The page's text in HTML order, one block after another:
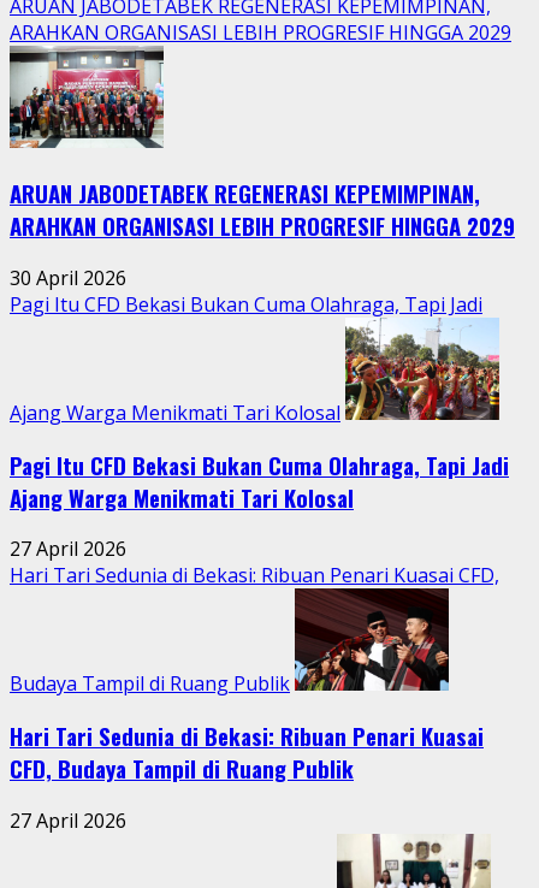
more
about
Tradisi
Sedekah
Bumi
Hidupkan
Warga
Jatimurni
di
Tengah
Aktivitas
Perkotaan
ARUAN JABODETABEK REGENERASI KEPEMIMPINAN,
ARAHKAN ORGANISASI LEBIH PROGRESIF HINGGA 2029
ARUAN JABODETABEK REGENERASI KEPEMIMPINAN,
ARAHKAN ORGANISASI LEBIH PROGRESIF HINGGA 2029
30 April 2026
Pagi Itu CFD Bekasi Bukan Cuma Olahraga, Tapi Jadi
Ajang Warga Menikmati Tari Kolosal
Pagi Itu CFD Bekasi Bukan Cuma Olahraga, Tapi Jadi
Ajang Warga Menikmati Tari Kolosal
27 April 2026
Hari Tari Sedunia di Bekasi: Ribuan Penari Kuasai CFD,
Budaya Tampil di Ruang Publik
Hari Tari Sedunia di Bekasi: Ribuan Penari Kuasai
CFD, Budaya Tampil di Ruang Publik
27 April 2026